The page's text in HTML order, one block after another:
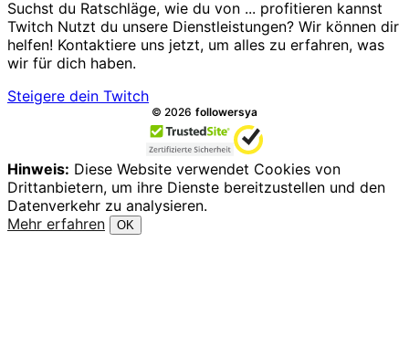
Suchst du Ratschläge, wie du von ... profitieren kannst
Twitch Nutzt du unsere Dienstleistungen? Wir können dir
helfen! Kontaktiere uns jetzt, um alles zu erfahren, was
wir für dich haben.
Steigere dein Twitch
Alle Rechte vorbehalten.
© 2026 followersya
Hinweis: Diese Website verwendet Cookies von
Drittanbietern, um ihre Dienste bereitzustellen und den
Datenverkehr zu analysieren.
Mehr erfahren
OK